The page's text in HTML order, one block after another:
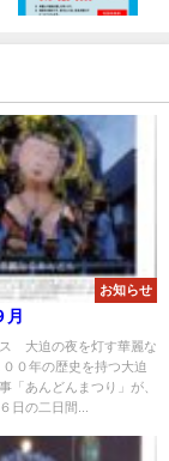
お知らせ
月
大迫の夜を灯す華麗な
０年の歴史を持つ大迫
「あんどんまつり」が、
日の二日間...